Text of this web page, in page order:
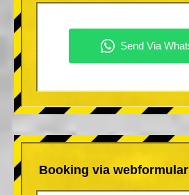
Booking via webformular